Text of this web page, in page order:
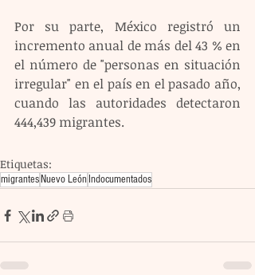
Por su parte, México registró un
incremento anual de más del 43 % en
el número de "personas en situación
irregular" en el país en el pasado año,
cuando las autoridades detectaron
444,439 migrantes.
Etiquetas:
migrantesNuevo LeónIndocumentados